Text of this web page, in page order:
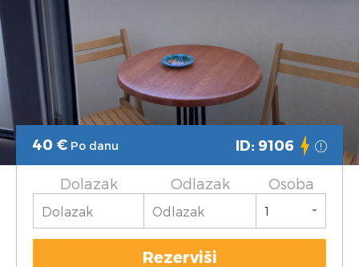
40 € Po danu ID: 9106
Dolazak Odlazak Osoba
Rezerviši